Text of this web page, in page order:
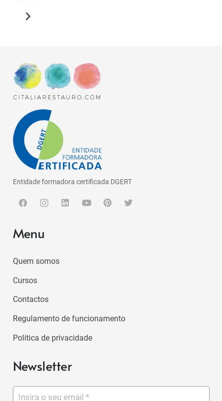
Entidade formadora certificada DGERT
Menu
Quem somos
Cursos
Contactos
Regulamento de funcionamento
Política de privacidade
Newsletter